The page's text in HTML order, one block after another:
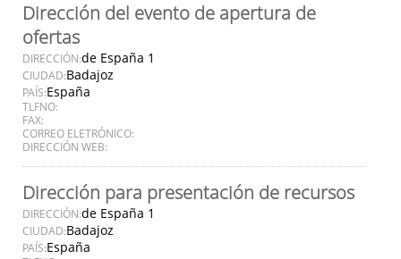
Dirección del evento de apertura de
ofertas
DIRECCIÓN:de España 1
CIUDAD:Badajoz
PAÍS:España
TLFNO:
FAX:
CORREO ELETRÓNICO:
DIRECCIÓN WEB:
Dirección para presentación de recursos
DIRECCIÓN:de España 1
CIUDAD:Badajoz
PAÍS:España